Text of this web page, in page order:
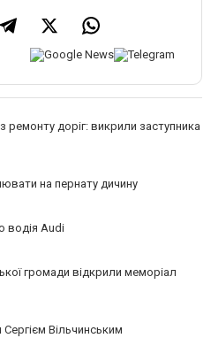
ремонту доріг: викрили заступника
на пернату дичину
водія Audi
громади відкрили меморіал
Вільчинським